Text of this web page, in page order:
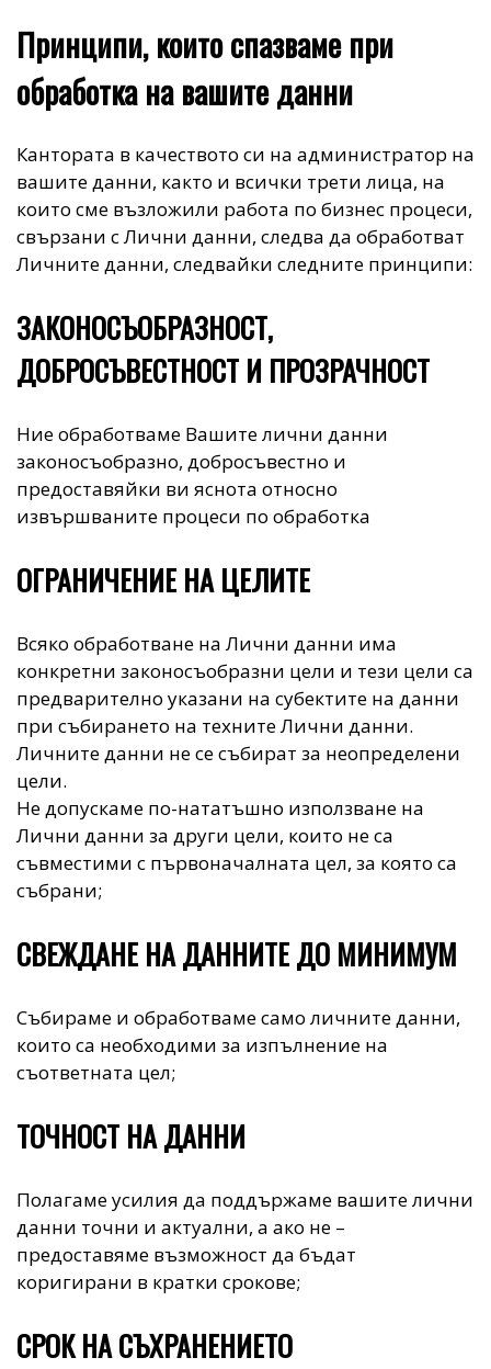
Принципи, които спазваме при
обработка на вашите данни
Кантората в качеството си на администратор на
вашите данни, както и всички трети лица, на
които сме възложили работа по бизнес процеси,
свързани с Лични данни, следва да обработват
Личните данни, следвайки следните принципи:
ЗАКОНОСЪОБРАЗНОСТ,
ДОБРОСЪВЕСТНОСТ И ПРОЗРАЧНОСТ
Ние обработваме Вашите лични данни
законосъобразно, добросъвестно и
предоставяйки ви яснота относно
извършваните процеси по обработка
ОГРАНИЧЕНИЕ НА ЦЕЛИТЕ
Всяко обработване на Лични данни има
конкретни законосъобразни цели и тези цели са
предварително указани на субектите на данни
при събирането на техните Лични данни.
Личните данни не се събират за неопределени
цели.
Не допускаме по-нататъшно използване на
Лични данни за други цели, които не са
съвместими с първоначалната цел, за която са
събрани;
СВЕЖДАНЕ НА ДАННИТЕ ДО МИНИМУМ
Събираме и обработваме само личните данни,
които са необходими за изпълнение на
съответната цел;
ТОЧНОСТ НА ДАННИ
Полагаме усилия да поддържаме вашите лични
данни точни и актуални, а ако не –
предоставяме възможност да бъдат
коригирани в кратки срокове;
СРОК НА СЪХРАНЕНИЕТО